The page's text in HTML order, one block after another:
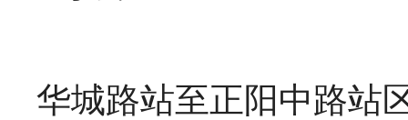
华城路站至正阳中路站